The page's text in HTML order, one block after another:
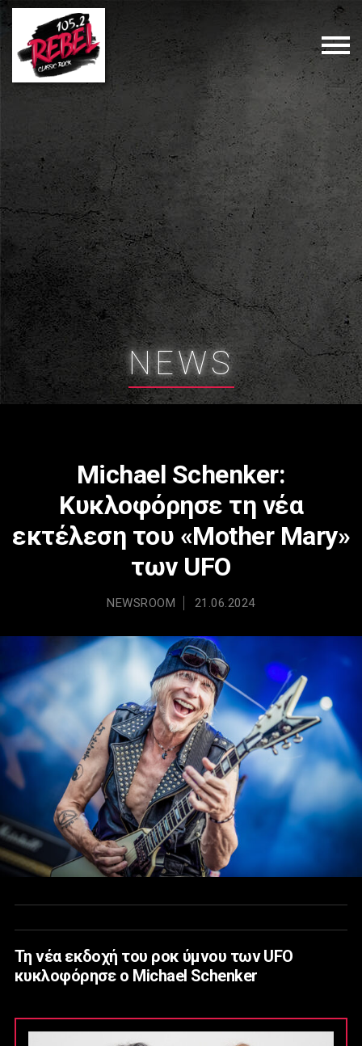
NEWS
Michael Schenker:
Κυκλοφόρησε τη νέα
εκτέλεση του «Mother Mary»
των UFO
NEWSROOM 21.06.2024
Τη νέα εκδοχή του ροκ ύμνου των UFO
κυκλοφόρησε ο Michael Schenker